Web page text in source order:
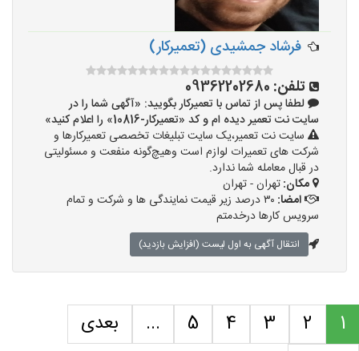
فرشاد جمشیدی (تعمیرکار)
تلفن: 09362202680
لطفا پس از تماس با تعمیرکار بگویید: «آگهی شما را در
سایت نت تعمیر دیده ام و کد «تعمیرکار-10816» را اعلام کنید»
سایت نت تعمیر،یک سایت تبلیغات تخصصی تعمیرکارها و
شرکت های تعمیرات لوازم است وهیچ‌گونه منفعت و مسئولیتی
در قبال معامله شما ندارد.
مکان:تهران - تهران
امضا:
۳۰ درصد زیر قیمت نمایندگی ها و شرکت و تمام
سرویس کارها درخدمتم
انتقال آگهی به اول لیست (افزایش بازدید)
1
2
3
4
5
...
بعدی